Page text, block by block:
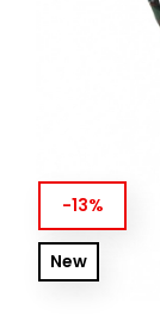
-13%
New